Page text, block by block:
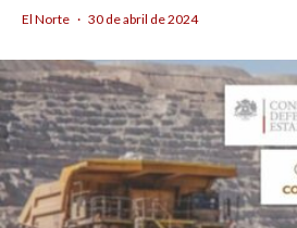
El Norte · 30 de abril de 2024